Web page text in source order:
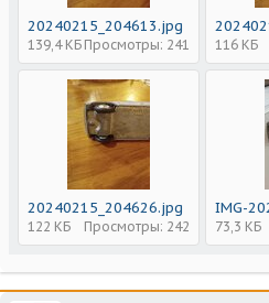
20240215_204613.jpg
139,4 КБ Просмотры: 241 116 КБ
20240215_204626.jpg
122 КБ Просмотры: 242 73,3 КБ